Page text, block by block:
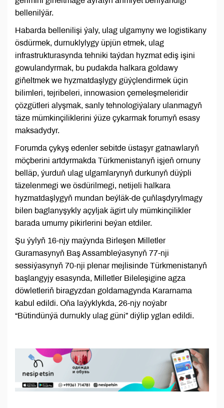
bellenilýär.
Habarda bellenilişi ýaly, ulag ulgamyny we logistikany
ösdürmek, durnuklylygy üpjün etmek, ulag
infrastrukturasynda tehniki taýdan hyzmat ediş işini
gowulandyrmak, bu pudakda halkara goldawy
giňeltmek we hyzmatdaşlygy güýçlendirmek üçin
bilimleri, tejribeleri, innowasion çemeleşmeleridir
çözgütleri alyşmak, sanly tehnologiýalary ulanmagyň
täze mümkinçiliklerini ýüze çykarmak forumyň esasy
maksadydyr.
Forumda çykyş edenler sebitde üstaşyr gatnawlaryň
möçberini artdyrmakda Türkmenistanyň işjeň ornuny
belläp, ýurduň ulag ulgamlarynyň durkunyň düýpli
täzelenmegi we ösdürilmegi, netijeli halkara
hyzmatdaşlygyň mundan beýläk-de çuňlaşdyrylmagy
bilen baglanyşykly açyljak ägirt uly mümkinçilikler
barada umumy pikirlerini beýan etdiler.
Şu ýylyň 16-njy maýynda Birleşen Milletler
Guramasynyň Baş Assambleýasynyň 77-nji
sessiýasynyň 70-nji plenar mejlisinde Türkmenistanyň
başlangyjy esasynda, Milletler Bileleşigine agza
döwletleriň biragyzdan goldamagynda Kararnama
kabul edildi. Oňa laýyklykda, 26-njy noýabr
“Bütindünýä durnukly ulag güni” diýlip yglan edildi.